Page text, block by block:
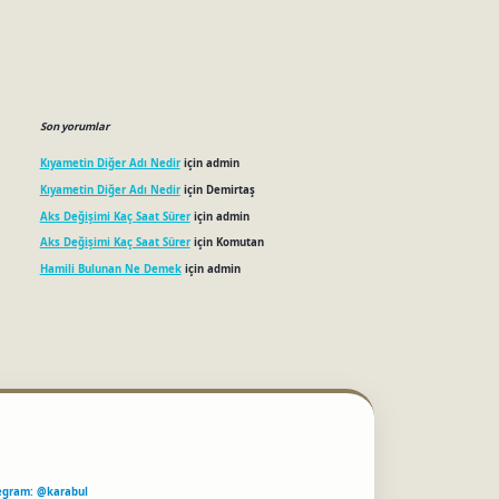
Son yorumlar
Kıyametin Diğer Adı Nediriçin admin
Kıyametin Diğer Adı Nediriçin Demirtaş
Aks Değişimi Kaç Saat Süreriçin admin
Aks Değişimi Kaç Saat Süreriçin Komutan
Hamili Bulunan Ne Demekiçin admin
@karabul